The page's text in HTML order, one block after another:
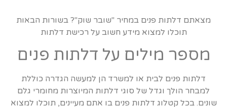
מצאתם דלתות פנים במחיר "שובר שוק"? בשורות הבאות
תוכלו למצוא מידע חשוב על רכישת דלתות
מספר מילים על דלתות פנים
דלתות פנים לבית או למשרד הן למעשה הגדרה כוללת
למבחר הולך וגדל של סוגי דלתות המיוצרות מחומרי גלם
שונים. בכל קטלוג דלתות פנים בו אתם מעיינים, תוכלו למצוא